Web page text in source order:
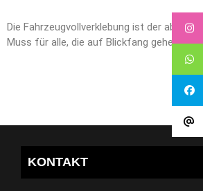
Die Fahrzeugvollverklebung ist der absolute
Muss für alle, die auf Blickfang gehen
KONTAKT